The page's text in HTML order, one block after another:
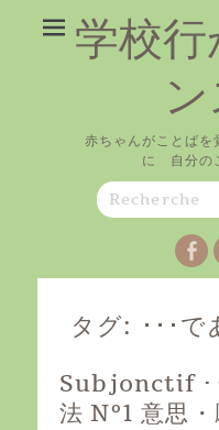
学校
赤ちゃんがことば
に 自分の
Search
for:
タグ: ･･･で
Subjonctif ･
法 Nº1 意思